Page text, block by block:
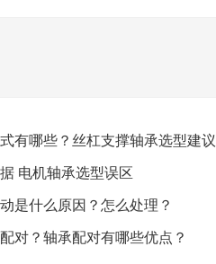
有哪些？丝杠支撑轴承选型建议
电机轴承选型误区
是什么原因？怎么处理？
对？轴承配对有哪些优点？